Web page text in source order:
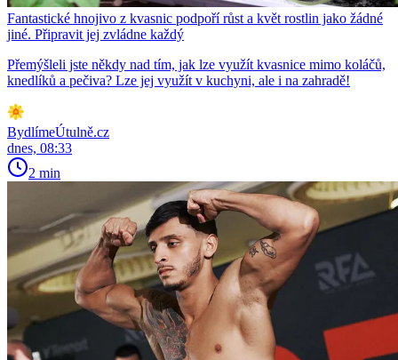
Fantastické hnojivo z kvasnic podpoří růst a květ rostlin jako žádné
jiné. Připravit jej zvládne každý
Přemýšleli jste někdy nad tím, jak lze využít kvasnice mimo koláčů,
knedlíků a pečiva? Lze jej využít v kuchyni, ale i na zahradě!
BydlímeÚtulně.cz
dnes, 08:33
2 min